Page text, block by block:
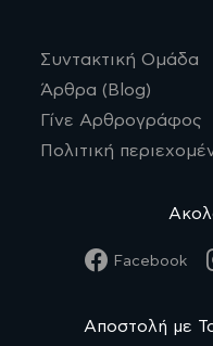
Συντακτική Ομάδα
Άρθρα (Blog)
Γίνε Αρθρογράφος
Πολιτική
Facebook
Αποστολή με